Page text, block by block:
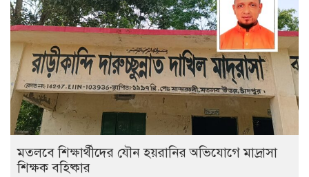
মতলবে শিক্ষার্থীদের যৌন হয়রানির অভিযোগে মাদ্রাসা
শিক্ষক বহিষ্কার